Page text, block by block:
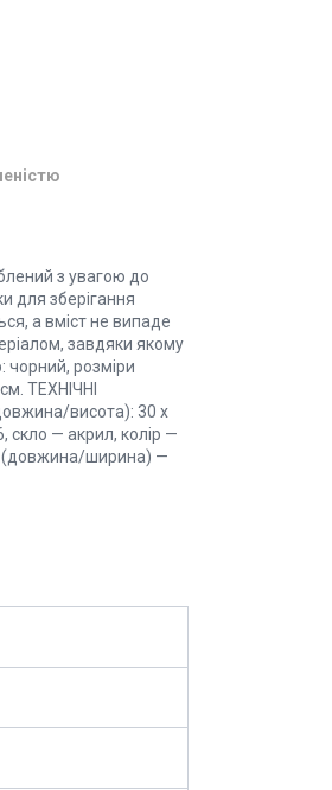
з увагою до
для зберігання
а вміст не випаде
завдяки якому
чорний, розміри
ТЕХНІЧНІ
висота): 30 х
скло — акрил, колір —
(довжина/ширина) —